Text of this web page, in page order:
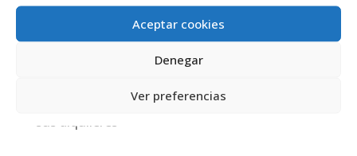
Aceptar cookies
Denegar
Ver preferencias
CAMPRUVA, el Ayuntamiento de Valladolid y
VIVA firman un convenio para reforzar la
información, la prevención y la seguridad
jurídica en materia de vivienda
90.000 euros por no depositar las fianzas de
sus alquileres